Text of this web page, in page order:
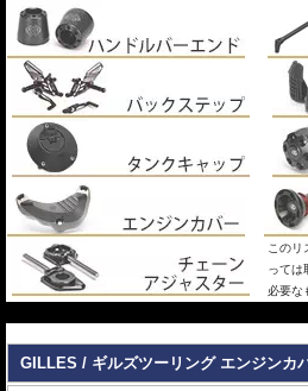
このリ
っては
必要な
GILLES / ギルズツーリング エンジンカ